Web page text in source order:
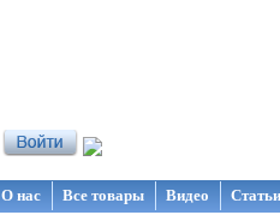
О нас Все товары Видео